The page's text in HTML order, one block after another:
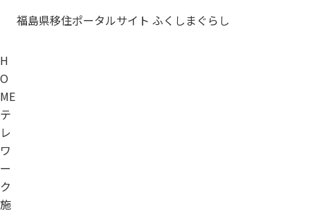
福島県移住ポータルサイト ふくしまぐらし
H
O
ME
テ
レ
ワ
ー
ク
施